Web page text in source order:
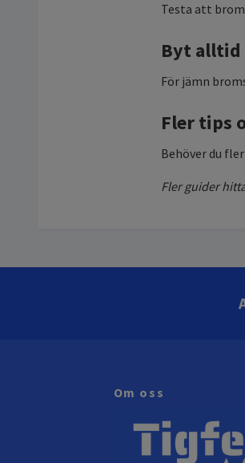
Testa att
Byt alltid
För jämn
Fler tips
Behöver du
Fler guider
Om oss